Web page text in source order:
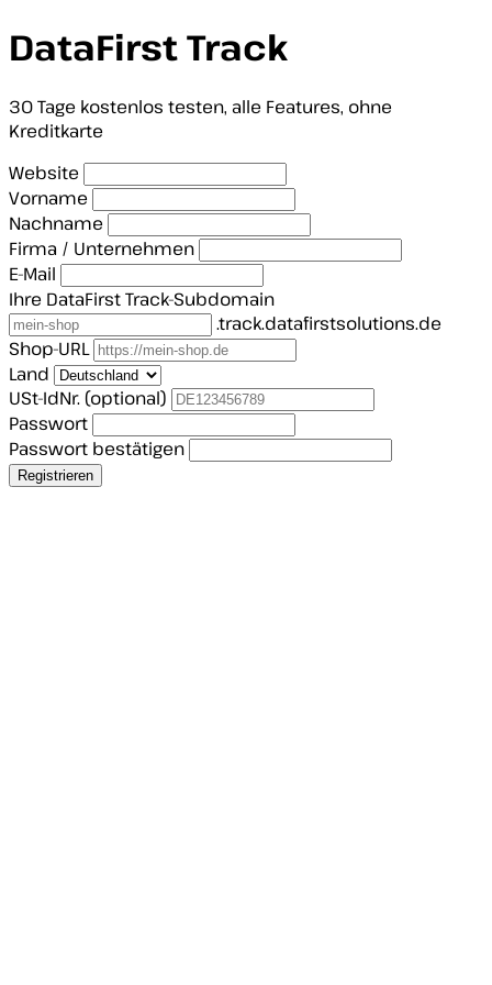
DataFirst Track
30 Tage kostenlos testen, alle Features, ohne
Kreditkarte
Website
Vorname
Nachname
Firma / Unternehmen
E-Mail
Ihre DataFirst Track-Subdomain
.track.datafirstsolutions.de
Shop-URL
Land
USt-IdNr.(optional)
Passwort
Passwort bestätigen
Registrieren